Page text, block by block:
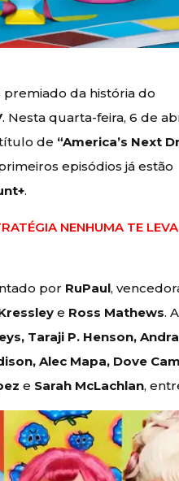
premiado da história do
. Nesta quarta-feira, 6 de
de “America’s Next
episódios já estão
.
NENHUMA TE LEVA
por RuPaul,
e Ross Mathews.
Taraji P. Henson,
Alec Mapa, Dove
e Sarah McLachlan,